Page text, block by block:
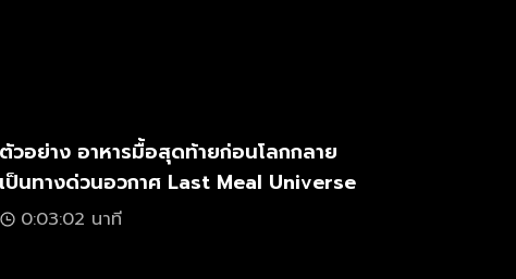
ตัวอย่าง อาหารมื้อสุดท้ายก่อนโลกกลาย
เป็นทางด่วนอวกาศ Last Meal Universe
0:03:02 นาที